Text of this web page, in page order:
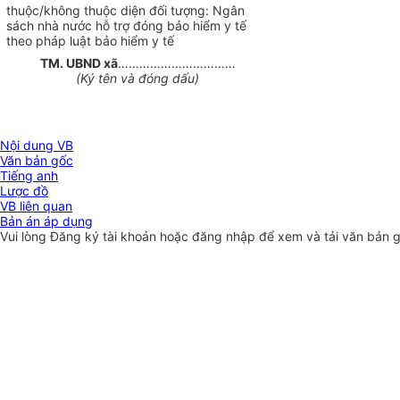
thuộc/không thuộc diện đối tượng: Ngân
sách nhà nước hỗ trợ đóng bảo hiểm y tế
theo pháp luật bảo hiểm y tế
TM. UBND xã……………………………
(Ký tên và đóng dấu)
Nội dung VB
Văn bản gốc
Tiếng anh
Lược đồ
VB liên quan
Bản án áp dụng
Vui lòngĐăng ký tài khoản hoặc đăng nhập để xem và tải văn bản